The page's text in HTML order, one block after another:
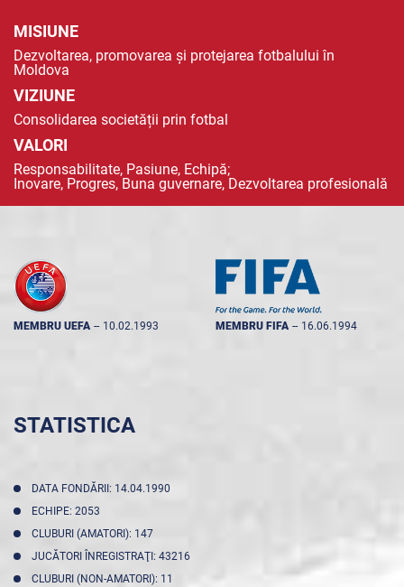
MISIUNE
Dezvoltarea, promovarea și protejarea fotbalului în
Moldova
VIZIUNE
Consolidarea societății prin fotbal
VALORI
Responsabilitate, Pasiune, Echipă;
Inovare, Progres, Buna guvernare, Dezvoltarea profesională
MEMBRU UEFA -- 10.02.1993 MEMBRU FIFA -- 16.06.1994
STATISTICA
DATA FONDĂRII: 14.04.1990
ECHIPE: 2053
CLUBURI (AMATORI): 147
JUCĂTORI ÎNREGISTRAŢI: 43216
CLUBURI (NON-AMATORI): 11